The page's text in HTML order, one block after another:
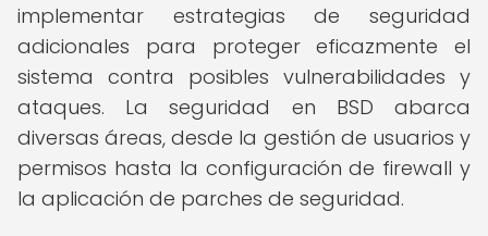
implementar estrategias de seguridad
adicionales para proteger eficazmente el
sistema contra posibles vulnerabilidades y
ataques. La seguridad en BSD abarca
diversas áreas, desde la gestión de usuarios y
permisos hasta la configuración de firewall y
la aplicación de parches de seguridad.